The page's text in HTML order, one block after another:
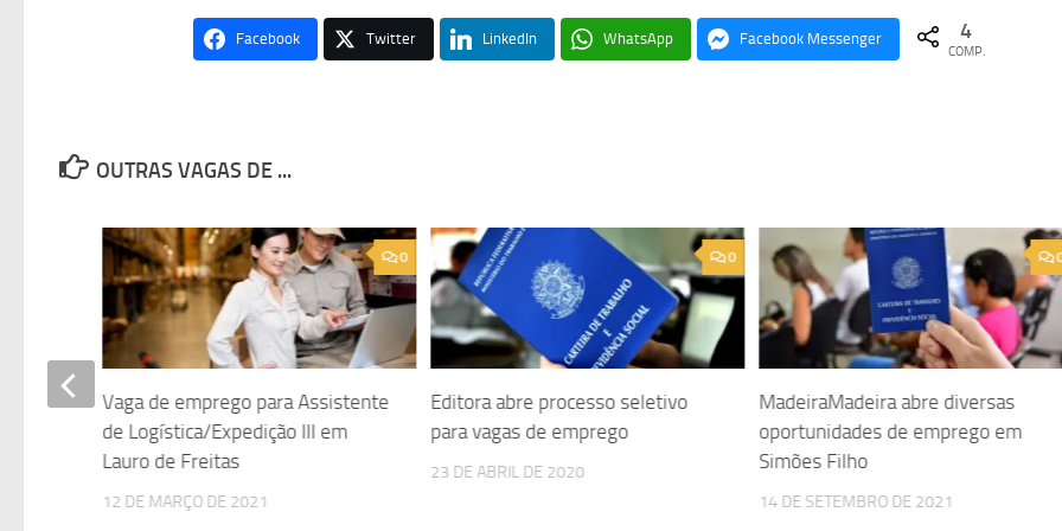
Facebook Twitter LinkedIn WhatsApp Facebook Messenger 4
COMP.
OUTRAS VAGAS DE ...
0
Editora abre processo seletivo
para vagas de emprego
23 DE ABRIL DE 2020
MadeiraMadeira abre diversas
oportunidades de emprego em
Simões Filho
14 DE SETEMBRO DE 2021
0
Vaga de emprego para Assistente
de Logística/Expedição III em
Lauro de Freitas
12 DE MARÇO DE 2021